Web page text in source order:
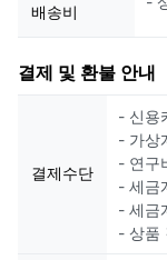
배송비
결제 및 환불 안내
결제수단
- 신용
- 가상
- 연구
- 세금
- 세금
- 상품